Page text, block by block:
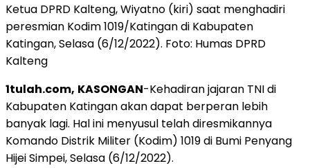
Ketua DPRD Kalteng, Wiyatno (kiri) saat menghadiri
peresmian Kodim 1019/Katingan di Kabupaten
Katingan, Selasa (6/12/2022). Foto: Humas DPRD
Kalteng
1tulah.com, KASONGAN-Kehadiran jajaran TNI di
Kabupaten Katingan akan dapat berperan lebih
banyak lagi. Hal ini menyusul telah diresmikannya
Komando Distrik Militer (Kodim) 1019 di Bumi Penyang
Hijei Simpei, Selasa (6/12/2022).